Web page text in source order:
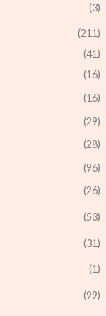
(3)
(211)
(41)
(16)
(16)
(29)
(28)
(96)
(26)
(53)
(31)
(1)
(99)